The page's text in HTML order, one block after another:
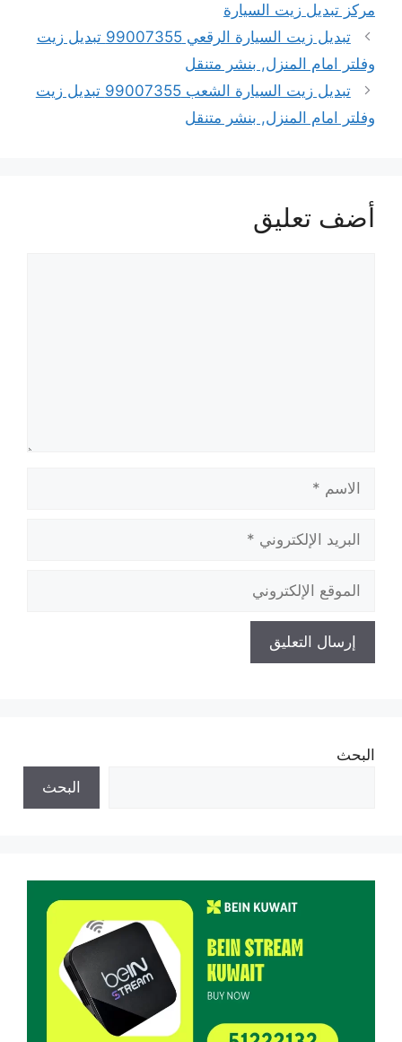
مركز تبديل زيت السيارة
تبديل زيت السيارة الرقعي 99007355 تبديل زيت
وفلتر امام المنزل, بنشر متنقل
تبديل زيت السيارة الشعب 99007355 تبديل زيت
وفلتر امام المنزل, بنشر متنقل
أضف تعليق
الاسم
البريد
الإلكتروني
الموقع
الإلكتروني
البحث
البحث